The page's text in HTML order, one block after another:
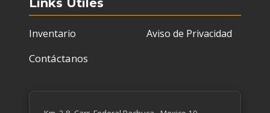
Links Útiles